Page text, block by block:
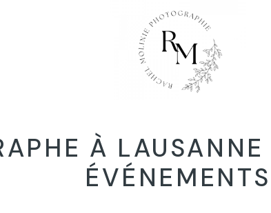
À
ÉVÉNEMENTS